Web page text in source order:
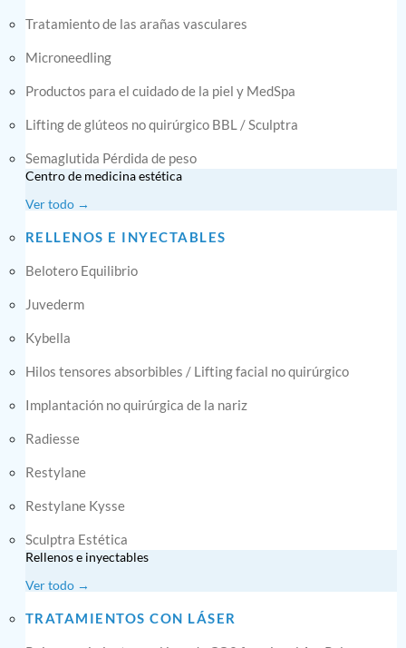
Tratamiento de las arañas vasculares
Microneedling
Productos para el cuidado de la piel y MedSpa
Lifting de glúteos no quirúrgico BBL / Sculptra
Semaglutida Pérdida de peso
Centro de medicina estética
Ver todo →
RELLENOS E INYECTABLES
Belotero Equilibrio
Juvederm
Kybella
Hilos tensores absorbibles / Lifting facial no quirúrgico
Implantación no quirúrgica de la nariz
Radiesse
Restylane
Restylane Kysse
Sculptra Estética
Rellenos e inyectables
Ver todo →
TRATAMIENTOS CON LÁSER